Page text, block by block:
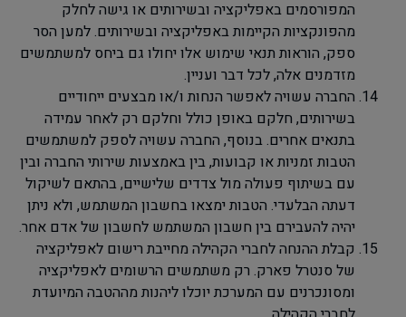
המפורסמים באפליקציה ובשירותים או גישה לחלק
מהפונקציות הקיימות באפליקציה ובשירותים. למען הסר
ספק, הוראות תנאי שימוש אלו יחולו גם ביחס למשתמשים
מזדמנים אלה, לכל דבר ועניין.
החברה עשויה לאפשר הנחות ו/או מבצעים ייחודיים
בשירותים, חלקם באופן כולל וחלקם רק לאחר עמידה
בתנאים אחרים. בנוסף, החברה עשויה לספק למשתמשים
הטבות זמניות או קבועות, בין באמצעות שירותי החברה ובין
עם בשיתוף פעולה מול צדדים שלישיים, בהתאם לשיקול
דעתה הבלעדי. הטבות ימצאו בחשבון המשתמש, ולא ניתן
יהיה להעבירם בין חשבון המשתמש לחשבון של אדם אחר.
קבלת ההנחה לחברי הקהילה מחייבת רישום לאפליקציה
של סנטרל פארק. רק משתמשים הרשומים לאפליקציה
ומסונכרנים עם המערכת יוכלו ליהנות מההטבה המיועדת